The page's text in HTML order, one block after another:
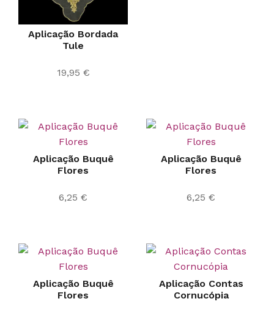
Aplicação Bordada
Tule
19,95 €
Aplicação Buquê
Flores
6,25 €
Aplicação Buquê
Flores
6,25 €
Aplicação Buquê
Flores
Aplicação Contas
Cornucópia